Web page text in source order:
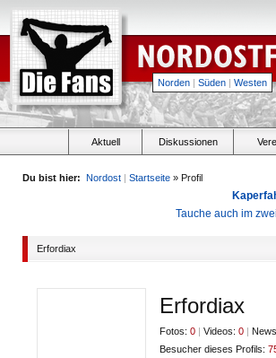
Norden | Süden | Westen
Aktuell Diskussionen
Du bist hier: Nordost | Startseite » Profil
Tauche auch im
Erfordiax
Erfordiax
Fotos: 0 | Videos: 0 |
Besucher dieses Profils: